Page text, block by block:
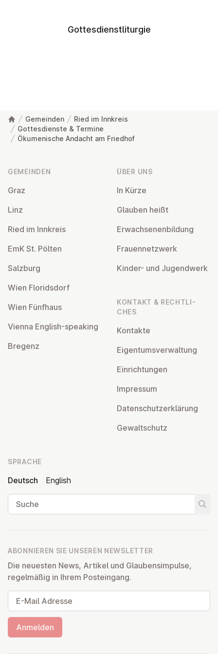
Gottesdienstliturgie
Gemeinden
Ried im Innkreis
Gottesdienste & Termine
Ökumenische Andacht am Friedhof
GEMEINDEN
Graz
Linz
Ried im Innkreis
EmK St. Pölten
Salzburg
Wien Flo­rids­dorf
Wien Fünfhaus
Vienna English-speaking
Bregenz
ÜBER UNS
In Kürze
Glauben heißt
Er­wach­se­nen­bil­dung
Frau­en­netz­werk
Kinder- und Ju­gend­werk
KONTAKT & RECHT­LI­
CHES
Kontakte
Ei­gen­tums­ver­wal­tung
Ein­rich­tun­gen
Impressum
Da­ten­schutz­er­klä­rung
Ge­walt­schutz
SPRACHE
Deutsch
English
Suche
ABONNIEREN SIE UNSEREN NEWSLETTER
Die neuesten News, Artikel und Glaubensimpulse,
regelmäßig in Ihrem Posteingang.
E-Mail Adresse
Anmelden